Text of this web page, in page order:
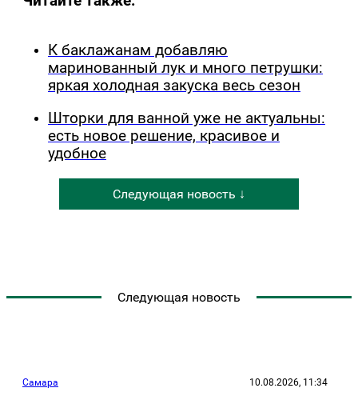
К баклажанам добавляю
маринованный лук и много петрушки:
яркая холодная закуска весь сезон
Шторки для ванной уже не актуальны:
есть новое решение, красивое и
удобное
Следующая новость ↓
Следующая новость
Самара 10.08.2026, 11:34